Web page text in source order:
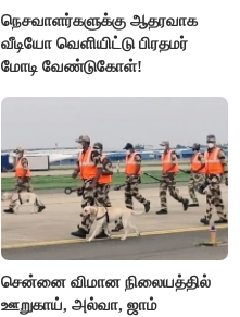
நெசவாளர்களுக்கு ஆதரவாக
வீடியோ வெளியிட்டு பிரதமர்
மோடி வேண்டுகோள்!
சென்னை விமான நிலையத்தில்
ஊறுகாய், அல்வா, ஜாம்